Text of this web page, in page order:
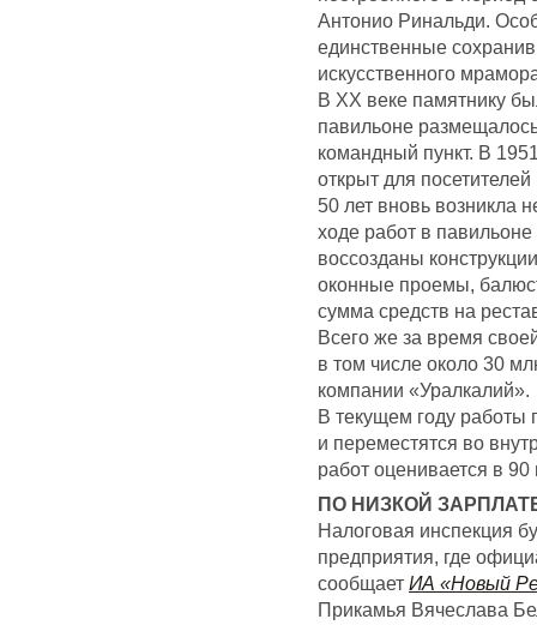
Антонио Ринальди.
единственные
искусственного
В ХХ веке памятнику
павильоне
командный пункт. В
открыт для
50 лет вновь возникла
ходе работ в
воссозданы
оконные проемы,
сумма средств на
Всего же за время
в том числе около 30
компании «Уралкалий».
В текущем году работы
и переместятся во
работ оценивается в
ПО НИЗКОЙ
Налоговая инспекция
предприятия, где
сообщает ИА «Новый
Прикамья Вячеслава